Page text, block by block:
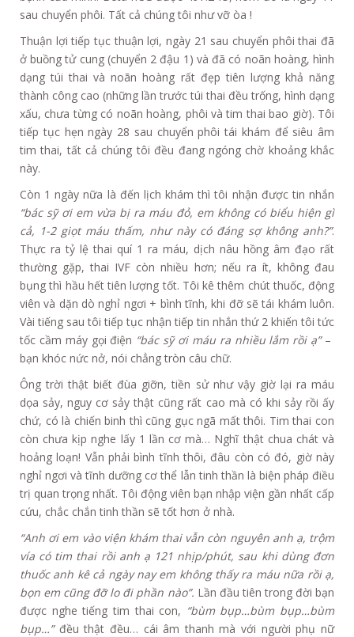
sau chuyển phôi. Tất cả chúng tôi như vỡ òa !
Thuận lợi tiếp tục thuận lợi, ngày 21 sau chuyển phôi thai đã
ở buồng tử cung (chuyển 2 đậu 1) và đã có noãn hoàng, hình
dạng túi thai và noãn hoàng rất đẹp tiên lượng khả năng
thành công cao (những lần trước túi thai đều trống, hình dạng
xấu, chưa từng có noãn hoàng, phôi và tim thai bao giờ). Tôi
tiếp tục hẹn ngày 28 sau chuyển phôi tái khám để siêu âm
tim thai, tất cả chúng tôi đều đang ngóng chờ khoảng khắc
này.
Còn 1 ngày nữa là đến lịch khám thì tôi nhận được tin nhắn
“bác sỹ ơi em vừa bị ra máu đỏ, em không có biểu hiện gì
cả, 1-2 giọt máu thấm, như này có đáng sợ không anh?”.
Thực ra tỷ lệ thai quí 1 ra máu, dịch nâu hồng âm đạo rất
thường gặp, thai IVF còn nhiều hơn; nếu ra ít, không đau
bụng thì hầu hết tiên lượng tốt. Tôi kê thêm chút thuốc, động
viên và dặn dò nghỉ ngơi + bình tĩnh, khi đỡ sẽ tái khám luôn.
Vài tiếng sau tôi tiếp tục nhận tiếp tin nhắn thứ 2 khiến tôi tức
tốc cầm máy gọi điện “bác sỹ ơi máu ra nhiều lắm rồi ạ”–
bạn khóc nức nở, nói chẳng tròn câu chữ.
Ông trời thật biết đùa giỡn, tiền sử như vậy giờ lại ra máu
dọa sảy, nguy cơ sảy thật cũng rất cao mà có khi sảy rồi ấy
chứ, có là chiến binh thì cũng gục ngã mất thôi. Tim thai con
còn chưa kịp nghe lấy 1 lần cơ mà… Nghĩ thật chua chát và
hoảng loạn! Vẫn phải bình tĩnh thôi, đâu còn có đó, giờ này
nghỉ ngơi và tĩnh dưỡng cơ thể lẫn tinh thần là biện pháp điều
trị quan trọng nhất. Tôi động viên bạn nhập viện gần nhất cấp
cứu, chắc chắn tinh thần sẽ tốt hơn ở nhà.
“Anh ơi em vào viện khám thai vẫn còn nguyên anh ạ, trộm
vía có tim thai rồi anh ạ 121 nhịp/phút, sau khi dùng đơn
thuốc anh kê cả ngày nay em không thấy ra máu nữa rồi ạ,
bọn em cũng đỡ lo đi phần nào”. Lần đầu tiên trong đời bạn
được nghe tiếng tim thai con, “bùm bụp…bùm bụp…bùm
bụp…”đều thật đều… cái âm thanh mà với người phụ nữ